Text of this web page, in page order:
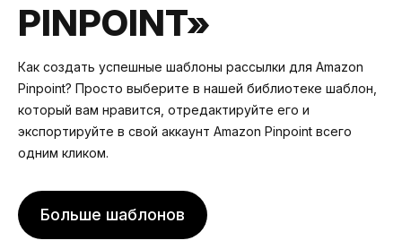
PINPOINT»
Как создать успешные шаблоны рассылки для Amazon
Pinpoint? Просто выберите в нашей библиотеке шаблон,
который вам нравится, отредактируйте его и
экспортируйте в свой аккаунт Amazon Pinpoint всего
одним кликом.
Больше шаблонов